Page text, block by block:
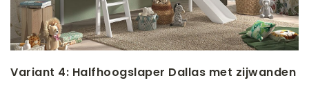
Variant 4: Halfhoogslaper Dallas met zijwanden